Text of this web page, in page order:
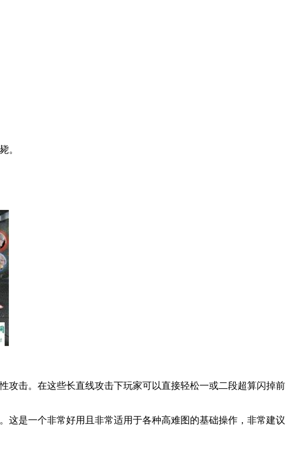
。
攻击。在这些长直线攻击下玩家可以直接轻松一或二段超算闪掉前
这是一个非常好用且非常适用于各种高难图的基础操作，非常建议